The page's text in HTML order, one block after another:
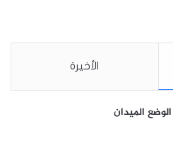
الأخيرة
الميدان